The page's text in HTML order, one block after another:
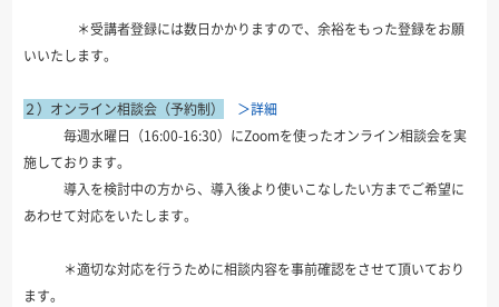
＊受講者登録には数日かかりますので、余裕をもった登録をお願
いいたします。
２）オンライン相談会（予約制）
＞詳細
毎週水曜日（16:00-16:30）にZoomを使ったオンライン相談会を実
施しております。
導入を検討中の方から、導入後より使いこなしたい方までご希望に
あわせて対応をいたします。
＊適切な対応を行うために相談内容を事前確認をさせて頂いており
ます。